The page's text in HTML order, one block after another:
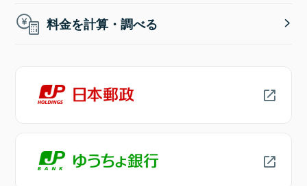
料金を計算・調べる